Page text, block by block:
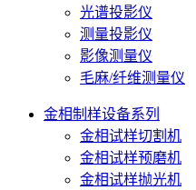
光谱投影仪
测量投影仪
影像测量仪
毛麻/纤维测量仪
金相制样设备系列
金相试样切割机
金相试样预磨机
金相试样抛光机